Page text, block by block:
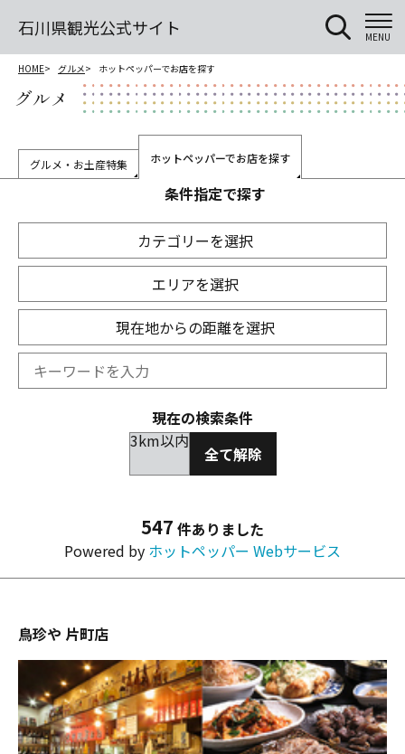
石川県観光公式サイト MENU
HOME グルメ ホットペッパーでお店を探す
グルメ
グルメ・お土産特集 ホットペッパーでお店を探す
条件指定で探す
カテゴリーを選択
エリアを選択
現在地からの距離を選択
現在の検索条件
3km以内
全て解除
547 件ありました
Powered by ホットペッパー Webサービス
鳥珍や 片町店